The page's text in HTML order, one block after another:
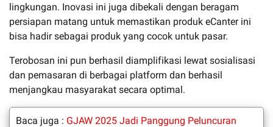
lingkungan. Inovasi ini juga dibekali dengan beragam
persiapan matang untuk memastikan produk eCanter ini
bisa hadir sebagai produk yang cocok untuk pasar.
Terobosan ini pun berhasil diamplifikasi lewat sosialisasi
dan pemasaran di berbagai platform dan berhasil
menjangkau masyarakat secara optimal.
Baca juga : GJAW 2025 Jadi Panggung Peluncuran